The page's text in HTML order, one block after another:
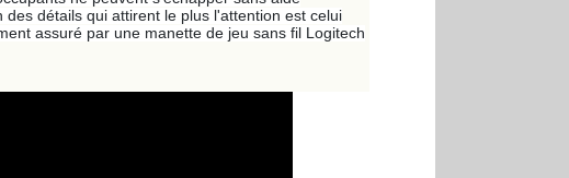
détails qui attirent le plus l'attention est celui
assuré par une manette de jeu sans fil Logitech